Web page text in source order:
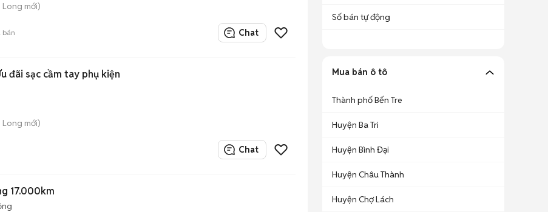
Long mới)
bán Chat
đãi sạc cầm tay phụ kiện
Long mới)
Chat
17.000km
Số bán tự động
Mua bán ô tô
Thành phố Bến Tre
Huyện Ba Tri
Huyện Bình Đại
Huyện Châu Thành
Huyện Chợ Lách